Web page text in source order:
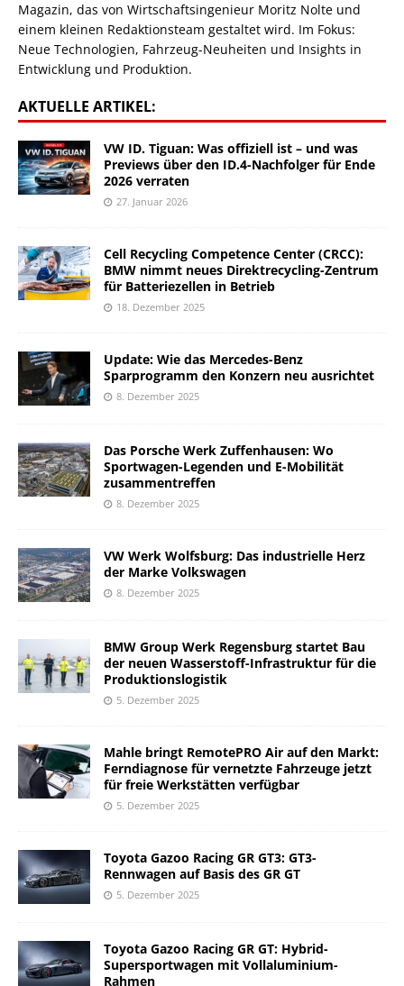
Magazin, das von Wirtschaftsingenieur Moritz Nolte und
einem kleinen Redaktionsteam gestaltet wird. Im Fokus:
Neue Technologien, Fahrzeug-Neuheiten und Insights in
Entwicklung und Produktion.
AKTUELLE ARTIKEL:
VW ID. Tiguan: Was offiziell ist – und was
Previews über den ID.4-Nachfolger für Ende
2026 verraten
27. Januar 2026
Cell Recycling Competence Center (CRCC):
BMW nimmt neues Direktrecycling-Zentrum
für Batteriezellen in Betrieb
18. Dezember 2025
Update: Wie das Mercedes-Benz
Sparprogramm den Konzern neu ausrichtet
8. Dezember 2025
Das Porsche Werk Zuffenhausen: Wo
Sportwagen-Legenden und E-Mobilität
zusammentreffen
8. Dezember 2025
VW Werk Wolfsburg: Das industrielle Herz
der Marke Volkswagen
8. Dezember 2025
BMW Group Werk Regensburg startet Bau
der neuen Wasserstoff-Infrastruktur für die
Produktionslogistik
5. Dezember 2025
Mahle bringt RemotePRO Air auf den Markt:
Ferndiagnose für vernetzte Fahrzeuge jetzt
für freie Werkstätten verfügbar
5. Dezember 2025
Toyota Gazoo Racing GR GT3: GT3-
Rennwagen auf Basis des GR GT
5. Dezember 2025
Toyota Gazoo Racing GR GT: Hybrid-
Supersportwagen mit Vollaluminium-
Rahmen